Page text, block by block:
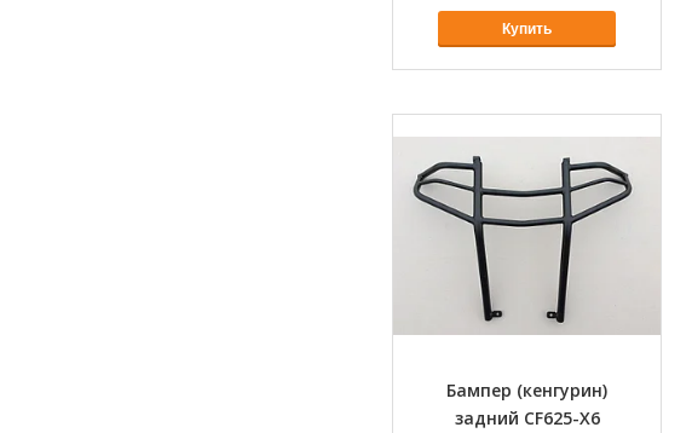
Купить
Бампер (кенгурин)
задний CF625-X6